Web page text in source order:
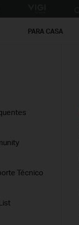
PARA CASA
Técnico